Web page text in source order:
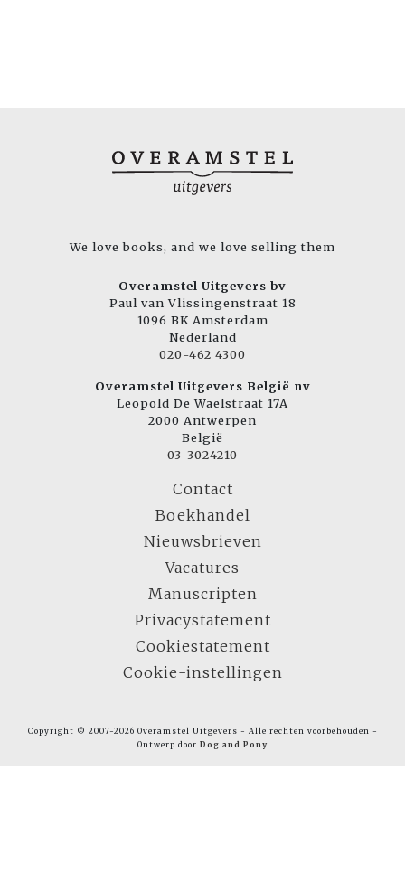
We love books, and we love selling them
Overamstel Uitgevers bv
Paul van Vlissingenstraat 18
1096 BK Amsterdam
Nederland
020-462 4300
Overamstel Uitgevers België nv
Leopold De Waelstraat 17A
2000 Antwerpen
België
03-3024210
Contact
Boekhandel
Nieuwsbrieven
Vacatures
Manuscripten
Privacystatement
Cookiestatement
Cookie-instellingen
Copyright © 2007-2026 Overamstel Uitgevers - Alle rechten voorbehouden -
Ontwerp door Dog and Pony